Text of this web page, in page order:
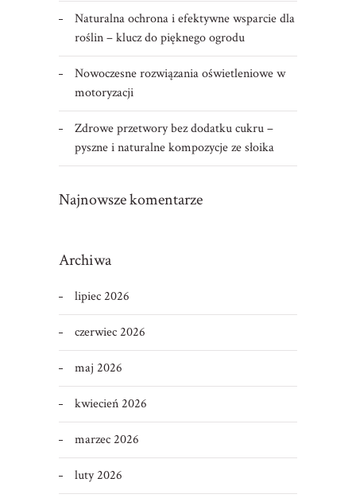
Naturalna ochrona i efektywne wsparcie dla
roślin – klucz do pięknego ogrodu
Nowoczesne rozwiązania oświetleniowe w
motoryzacji
Zdrowe przetwory bez dodatku cukru –
pyszne i naturalne kompozycje ze słoika
Najnowsze komentarze
Archiwa
lipiec 2026
czerwiec 2026
maj 2026
kwiecień 2026
marzec 2026
luty 2026